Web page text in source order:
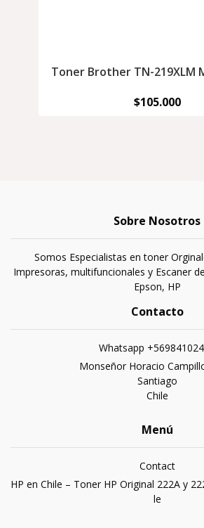
Toner Brother TN-219XLM
$105.000
Sobre Nosotros
Somos Especialistas en toner
Impresoras, multifuncionales y Escaner
Epson, HP
Contacto
Whatsapp
Monseñor Horacio
Santiago
Chile
Menú
Contact
HP en Chile – Toner HP Original 222A y
le